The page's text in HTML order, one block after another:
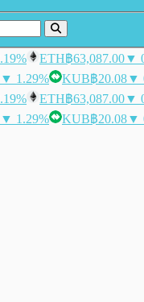
ETH฿63,087.00▼
▼ 1.29% KUB฿20.08▼
ETH฿63,087.00▼
▼ 1.29% KUB฿20.08▼